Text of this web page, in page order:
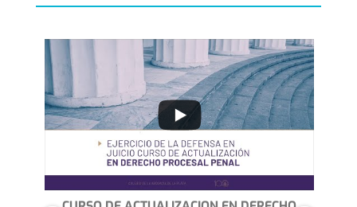
YouTube Video